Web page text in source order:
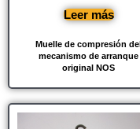
Muelle de compresión del
mecanismo de arranque
original NOS
Leer más